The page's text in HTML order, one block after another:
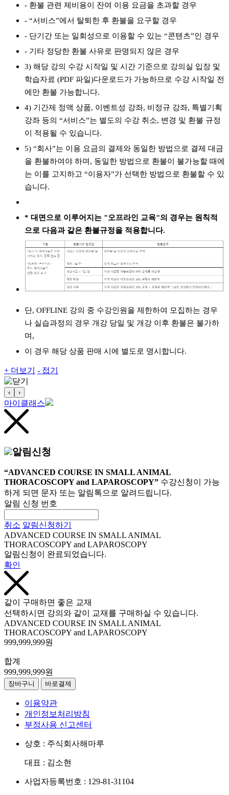
- 환불 관련 제비용이 잔여 이용 요금을 초과할 경우
- “서비스”에서 탈퇴한 후 환불을 요구할 경우
- 단기간 또는 일회성으로 이용할 수 있는 “콘텐츠”인 경우
- 기타 정당한 환불 사유로 판명되지 않은 경우
3) 해당 강의 수강 시작일 및 시간 기준으로 강의실 입장 및
학습자료 (PDF 파일)다운로드가 가능하므로 수강 시작일 전
에만 환불 가능합니다.
4) 기간제 정액 상품, 이벤트성 강좌, 비정규 강좌, 특별기획
강좌 등의 “서비스”는 별도의 수강 취소, 변경 및 환불 규정
이 적용될 수 있습니다.
5) “회사”는 이용 요금의 결제와 동일한 방법으로 결제 대금
을 환불하여야 하며, 동일한 방법으로 환불이 불가능할 때에
는 이를 고지하고 “이용자”가 선택한 방법으로 환불할 수 있
습니다.
* 대면으로 이루어지는 "오프라인 교육"의 경우는 원칙적
으로 다음과 같은 환불규정을 적용합니다.
단, OFFLINE 강의 중 수강인원을 제한하여 모집하는 경우
나 실습과정의 경우 개강 당일 및 개강 이후 환불은 불가하
며,
이 경우 해당 상품 판매 시에 별도로 명시합니다.
+ 더보기 - 접기
‹ ›
마이클래스
알림신청
“ADVANCED COURSE IN SMALL ANIMAL
THORACOSCOPY and LAPAROSCOPY” 수강신청이 가능
하게 되면 문자 또는 알림톡으로 알려드립니다.
알림 신청 번호
취소 알림신청하기
ADVANCED COURSE IN SMALL ANIMAL
THORACOSCOPY and LAPAROSCOPY
알림신청이 완료되었습니다.
확인
같이 구매하면 좋은 교재
선택하시면 강의와 같이 교재를 구매하실 수 있습니다.
ADVANCED COURSE IN SMALL ANIMAL
THORACOSCOPY and LAPAROSCOPY
999,999,999원
합계
999,999,999원
장바구니 바로결제
이용약관
개인정보처리방침
부정사용 신고센터
상호 : 주식회사해마루
대표 : 김소현
사업자등록번호 : 129-81-31104